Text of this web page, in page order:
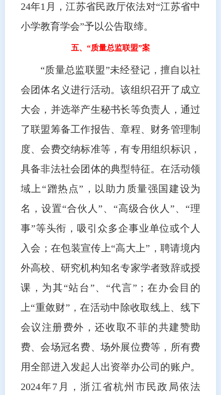
24年1月，江苏省民政厅依法对“江苏省中
小学教育学会”予以公告取缔。
五、“质量总监联盟”案
“质量总监联盟”未经登记，擅自以社
会团体名义进行活动。该组织召开了成立
大会，并选举产生秘书长等负责人，通过
了联盟筹备工作报告、章程、财务管理制
度、会费交纳标准等，有专用组织标识，
具备非法社会团体的典型特征。在活动领
域上“蹭热点”，以助力质量强国建设为
名，设置“合伙人”、“高级合伙人”、“理
事”等头衔，吸引众多企事业单位或个人
入会；在包装宣传上“高大上”，聘请境内
外高校、研究机构知名专家学者致辞或授
课，为其“站台”、“代言”；在办会目的
上“重敛财”，在活动中除收取线上、线下
会议注册费外，还收取不菲的共建赞助
费、会场冠名费、场外展位费等，所有费
用全部进入发起人出资举办公司的账户。
2024年7月，浙江省杭州市民政局依法